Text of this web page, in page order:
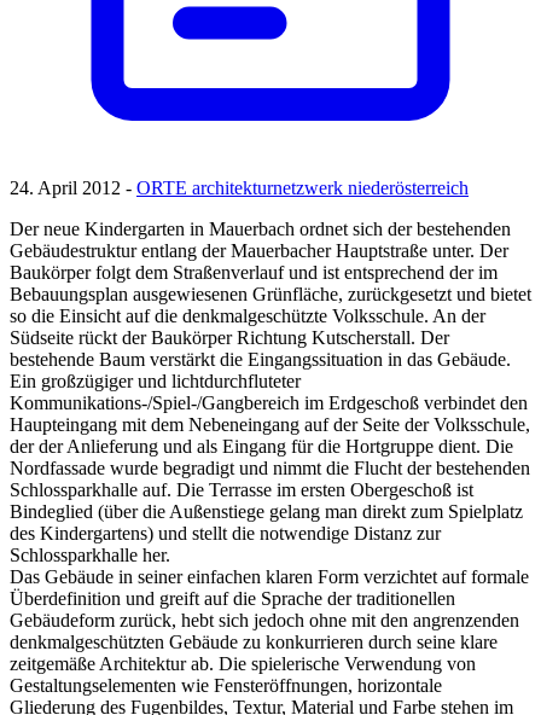
24. April 2012 - ORTE architekturnetzwerk niederösterreich
Der neue Kindergarten in Mauerbach ordnet sich der bestehenden
Gebäudestruktur entlang der Mauerbacher Hauptstraße unter. Der
Baukörper folgt dem Straßenverlauf und ist entsprechend der im
Bebauungsplan ausgewiesenen Grünfläche, zurückgesetzt und bietet
so die Einsicht auf die denkmalgeschützte Volksschule. An der
Südseite rückt der Baukörper Richtung Kutscherstall. Der
bestehende Baum verstärkt die Eingangssituation in das Gebäude.
Ein großzügiger und lichtdurchfluteter
Kommunikations-/Spiel-/Gangbereich im Erdgeschoß verbindet den
Haupteingang mit dem Nebeneingang auf der Seite der Volksschule,
der der Anlieferung und als Eingang für die Hortgruppe dient. Die
Nordfassade wurde begradigt und nimmt die Flucht der bestehenden
Schlossparkhalle auf. Die Terrasse im ersten Obergeschoß ist
Bindeglied (über die Außenstiege gelang man direkt zum Spielplatz
des Kindergartens) und stellt die notwendige Distanz zur
Schlossparkhalle her.
Das Gebäude in seiner einfachen klaren Form verzichtet auf formale
Überdefinition und greift auf die Sprache der traditionellen
Gebäudeform zurück, hebt sich jedoch ohne mit den angrenzenden
denkmalgeschützten Gebäude zu konkurrieren durch seine klare
zeitgemäße Architektur ab. Die spielerische Verwendung von
Gestaltungselementen wie Fensteröffnungen, horizontale
Gliederung des Fugenbildes, Textur, Material und Farbe stehen im